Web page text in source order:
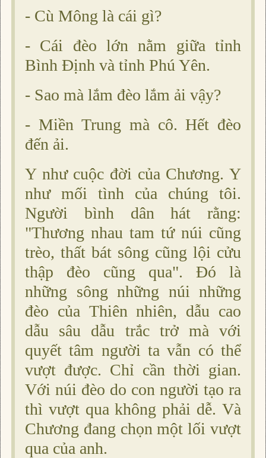
- Cù Mông là cái gì?
- Cái đèo lớn nằm giữa tỉnh
Bình Ðịnh và tỉnh Phú Yên.
- Sao mà lắm đèo lắm ải vậy?
- Miền Trung mà cô. Hết đèo
đến ải.
Y như cuộc đời của Chương. Y
như mối tình của chúng tôi.
Người bình dân hát rằng:
"Thương nhau tam tứ núi cũng
trèo, thất bát sông cũng lội cửu
thập đèo cũng qua". Ðó là
những sông những núi những
đèo của Thiên nhiên, dẫu cao
dẫu sâu dẫu trắc trở mà với
quyết tâm người ta vẫn có thể
vượt được. Chỉ cần thời gian.
Với núi đèo do con người tạo ra
thì vượt qua không phải dễ. Và
Chương đang chọn một lối vượt
qua của anh.